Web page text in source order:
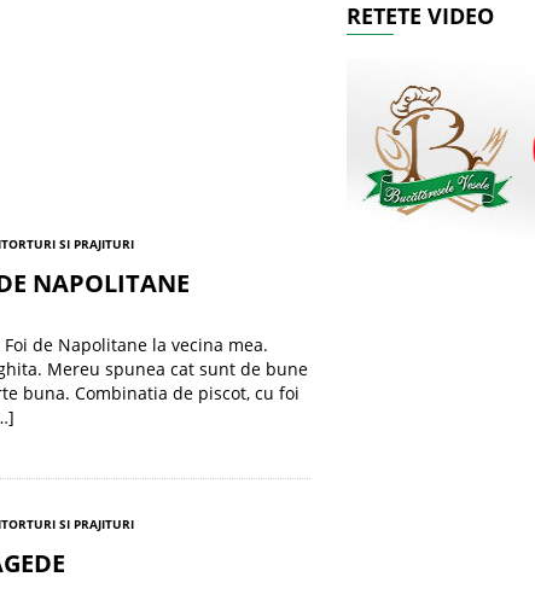
TORTURI SI PRAJITURI
NAPOLITANE
de Napolitane la vecina mea.
Mereu spunea cat sunt de bune
buna. Combinatia de piscot, cu foi
TORTURI SI PRAJITURI
RETETE VIDEO